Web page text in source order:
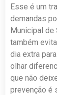
Esse é um
demandas
Municipal de
também
dia extra
olhar
que não
prevenção é